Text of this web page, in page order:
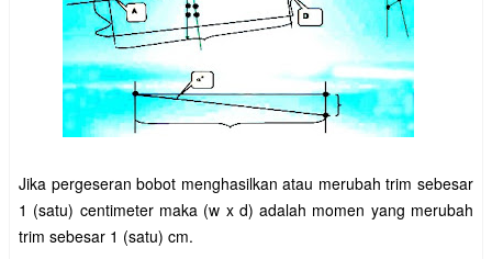
Jika pergeseran bobot menghasilkan atau merubah trim sebesar
1 (satu) centimeter maka (w x d) adalah momen yang merubah
trim sebesar 1 (satu) cm.